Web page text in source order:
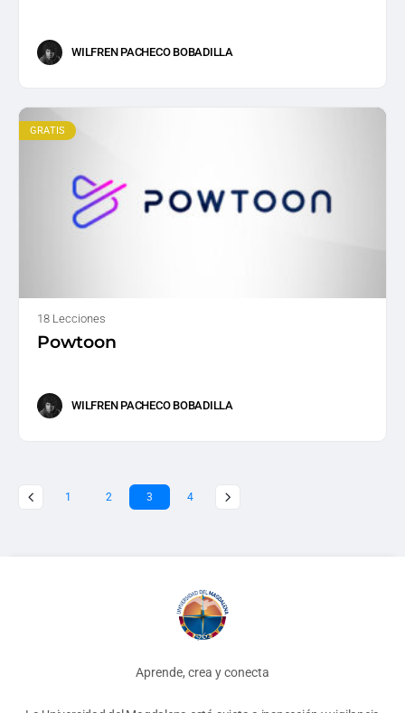
WILFREN PACHECO BOBADILLA
GRATIS
18 Lecciones
Powtoon
WILFREN PACHECO BOBADILLA
1 2 3 4
Aprende, crea y conecta